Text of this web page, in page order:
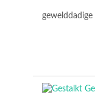
gewelddadige